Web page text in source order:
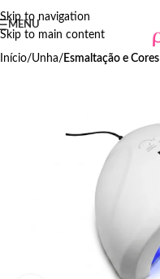
Skip to navigation
Skip to main content
MENU
Início Unha Esmaltação e Cores